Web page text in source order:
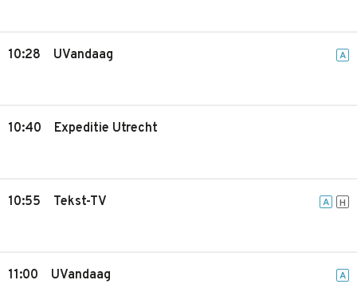
10:28 UVandaag A
10:40 Expeditie Utrecht
10:55 Tekst-TV A H
11:00 UVandaag A